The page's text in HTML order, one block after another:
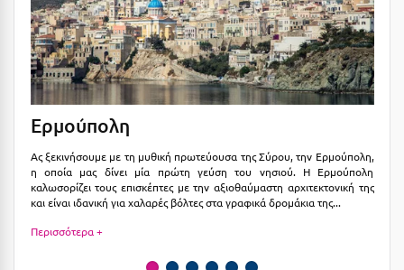
Γαλαξiδι
Γλυφάδα
Γρεβενά
Γύθειο
Δελφοί
Ερμούπολη
Ας ξεκινήσουμε με τη μυθική πρωτεύουσα της Σύρου, την Ερμούπολη,
η οποία μας δίνει μία πρώτη γεύση του νησιού. Η Ερμούπολη
καλωσορίζει τους επισκέπτες με την αξιοθαύμαστη αρχιτεκτονική της
και είναι ιδανική για χαλαρές βόλτες στα γραφικά δρομάκια της...
Περισσότερα +